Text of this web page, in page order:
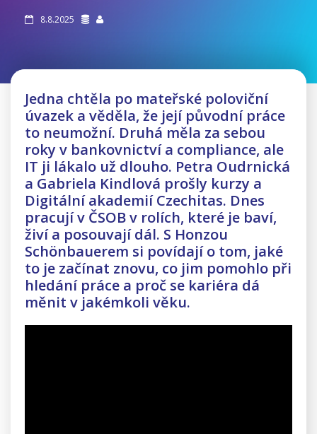
 8.8.2025  
Jedna chtěla po mateřské poloviční
úvazek a věděla, že její původní práce
to neumožní. Druhá měla za sebou
roky v bankovnictví a compliance, ale
IT ji lákalo už dlouho. Petra Oudrnická
a Gabriela Kindlová prošly kurzy a
Digitální akademií Czechitas. Dnes
pracují v ČSOB v rolích, které je baví,
živí a posouvají dál. S Honzou
Schönbauerem si povídají o tom, jaké
to je začínat znovu, co jim pomohlo při
hledání práce a proč se kariéra dá
měnit v jakémkoli věku.